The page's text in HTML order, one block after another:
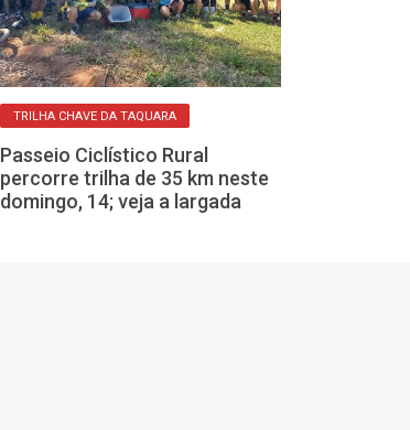
TRILHA CHAVE DA TAQUARA
Passeio Ciclístico Rural
percorre trilha de 35 km neste
domingo, 14; veja a largada